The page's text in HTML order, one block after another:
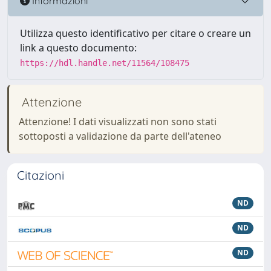
Utilizza questo identificativo per citare o creare un
link a questo documento:
https://hdl.handle.net/11564/108475
Attenzione
Attenzione! I dati visualizzati non sono stati
sottoposti a validazione da parte dell'ateneo
Citazioni
ND
ND
ND